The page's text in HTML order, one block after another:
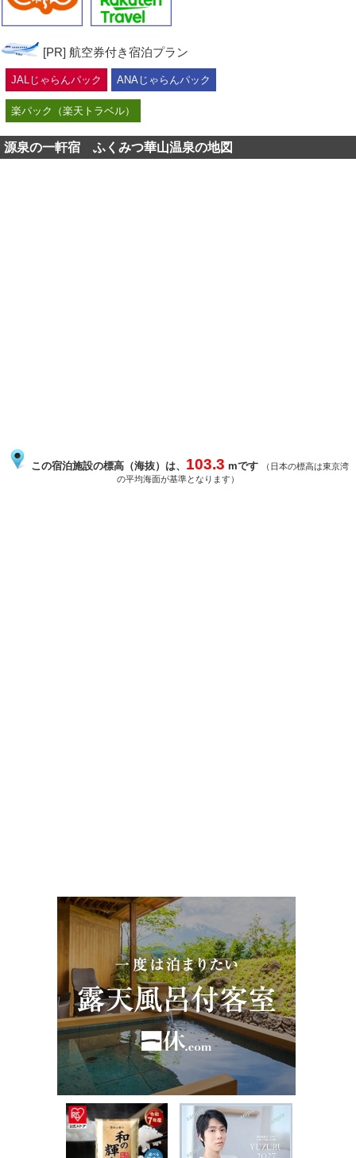
[PR] 航空券付き宿泊プラン
JALじゃらんパック ANAじゃらんパック
楽パック（楽天トラベル）
源泉の一軒宿 ふくみつ華山温泉の地図
この宿泊施設の標高（海抜）は、 103.3 mです
（日本の標高は東京湾
の平均海面が基準となります）